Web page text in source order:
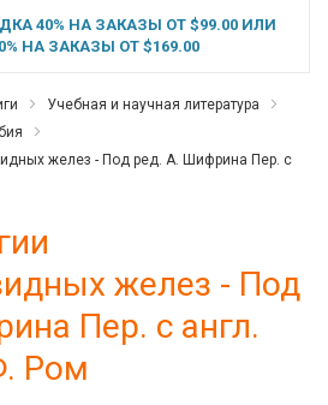
40% НА ЗАКАЗЫ ОТ $99.00 ИЛИ
НА ЗАКАЗЫ ОТ $169.00
Учебная и научная литература
желез - Под ред. А. Шифрина Пер. с
желез - Под
Пер. с англ.
Ром